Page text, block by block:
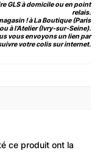
GLS à domicile ou en point
relais.
! à La Boutique (Paris
à l’Atelier (Ivry-sur-Seine).
vous envoyons un lien par
votre colis sur internet.
ce produit ont la